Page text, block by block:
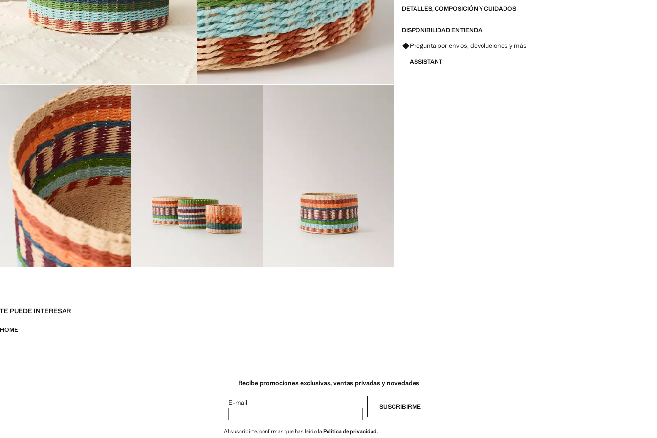
DETALLES, COMPOSICIÓN Y CUIDADOS
DISPONIBILIDAD EN TIENDA
Pregunta por envíos, devoluciones y más
ASSISTANT
TE PUEDE INTERESAR
HOME
Recibe promociones exclusivas, ventas privadas y novedades
E-mail SUSCRIBIRME
Al suscribirte, confirmas que has leído laPolítica de privacidad.